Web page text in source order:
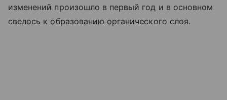
изменений произошло в первый год и в основном
свелось к образованию органического слоя.